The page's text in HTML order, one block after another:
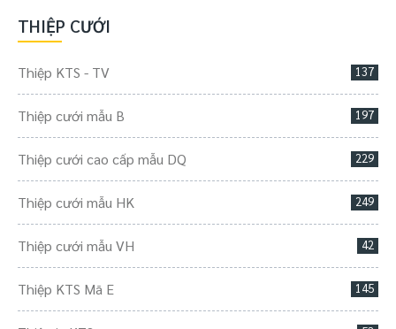
THIỆP CƯỚI
Thiệp KTS - TV 137
Thiệp cưới mẫu B 197
Thiệp cưới cao cấp mẫu DQ 229
Thiệp cưới mẫu HK 249
Thiệp cưới mẫu VH 42
Thiệp KTS Mã E 145